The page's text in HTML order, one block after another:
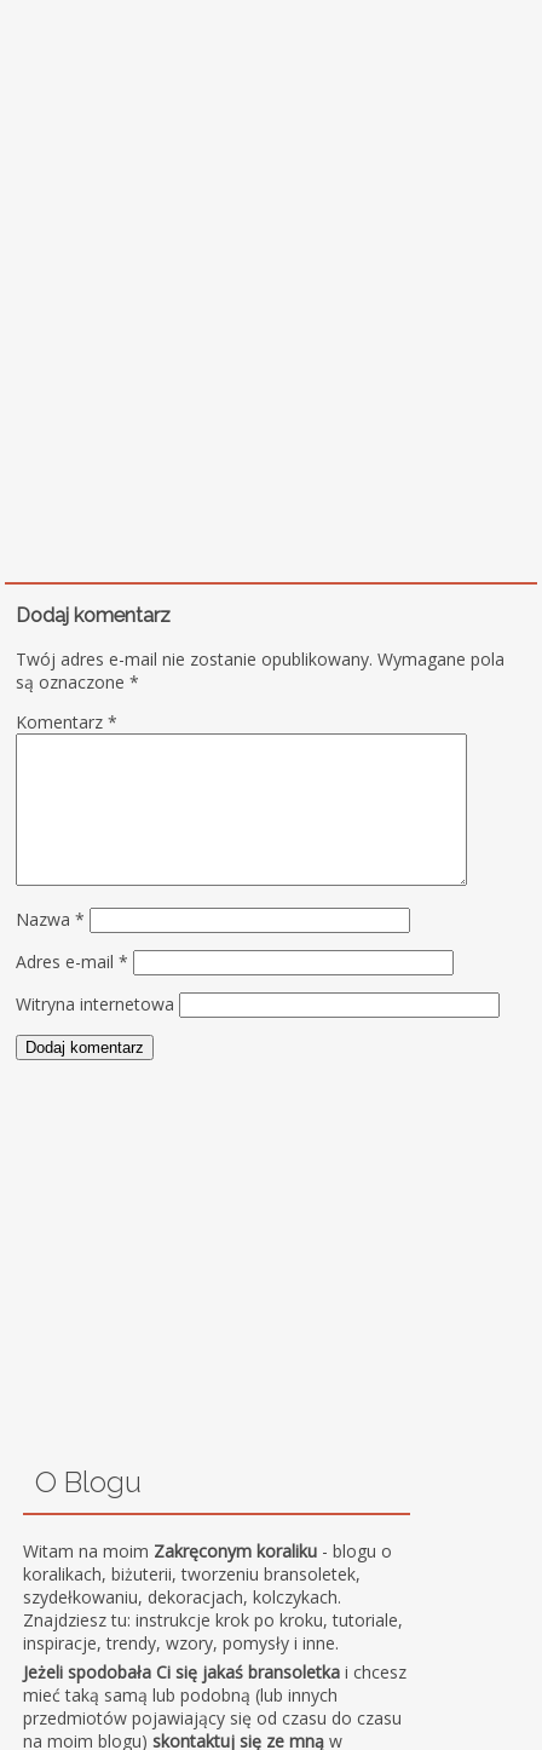
Dodaj komentarz
Twój adres e-mail nie zostanie opublikowany. Wymagane pola
są oznaczone*
Komentarz*
Nazwa*
Adres e-mail*
Witryna internetowa
O Blogu
Witam na moim Zakręconym koraliku - blogu o
koralikach, biżuterii, tworzeniu bransoletek,
szydełkowaniu, dekoracjach, kolczykach.
Znajdziesz tu: instrukcje krok po kroku, tutoriale,
inspiracje, trendy, wzory, pomysły i inne.
Jeżeli spodobała Ci się jakaś bransoletka i chcesz
mieć taką samą lub podobną (lub innych
przedmiotów pojawiający się od czasu do czasu
na moim blogu)skontaktuj się ze mną w